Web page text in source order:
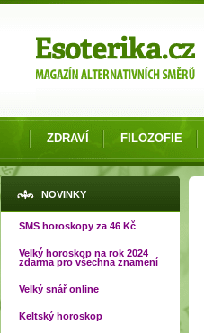
ZDRAVÍ FILOZOFIE
NOVINKY
SMS horoskopy za 46 Kč
Velký horoskop na rok 2024
zdarma pro všechna znamení
Velký snář online
Keltský horoskop